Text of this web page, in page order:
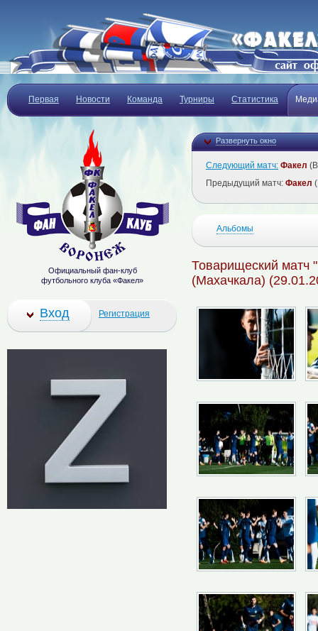
Первая Новости Команда Турниры Статистика
Развернуть окно
Следующий матч: Факел
Предыдущий матч: Факел
Альбомы
Товарищеский матч
(Махачкала)
Официальный фан-клуб
футбольного клуба «Факел»
Вход Регистрация